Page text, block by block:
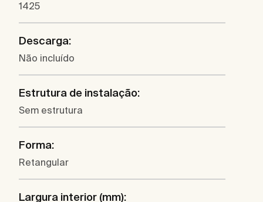
1425
Descarga:
Não incluído
Estrutura de instalação:
Sem estrutura
Forma:
Retangular
Largura interior (mm):